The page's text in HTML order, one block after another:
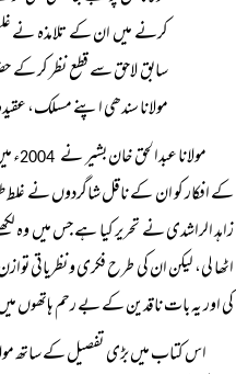
کرنے میں ان کے تلامذہ نے
سابق لاحق سے قطع نظر کر کے
مولانا سندھی اپنے مسلک،
مولانا عبدالحق خان بشیر نے
ء
کے افکار کو ان کے ناقل شاگردوں نے غلط
زاہد الراشدی نے تحریر کیا ہے جس میں وہ
اٹھا لی، لیکن ان کی طرح فکری و نظریاتی
کی اور یہ بات ناقدین کے بے رحم ہاتھوں
اس کتاب میں بڑی تفصیل کے ساتھ